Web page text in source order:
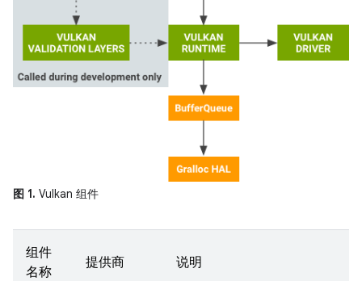
图 1. Vulkan 组件
组件
名称
提供商 说明